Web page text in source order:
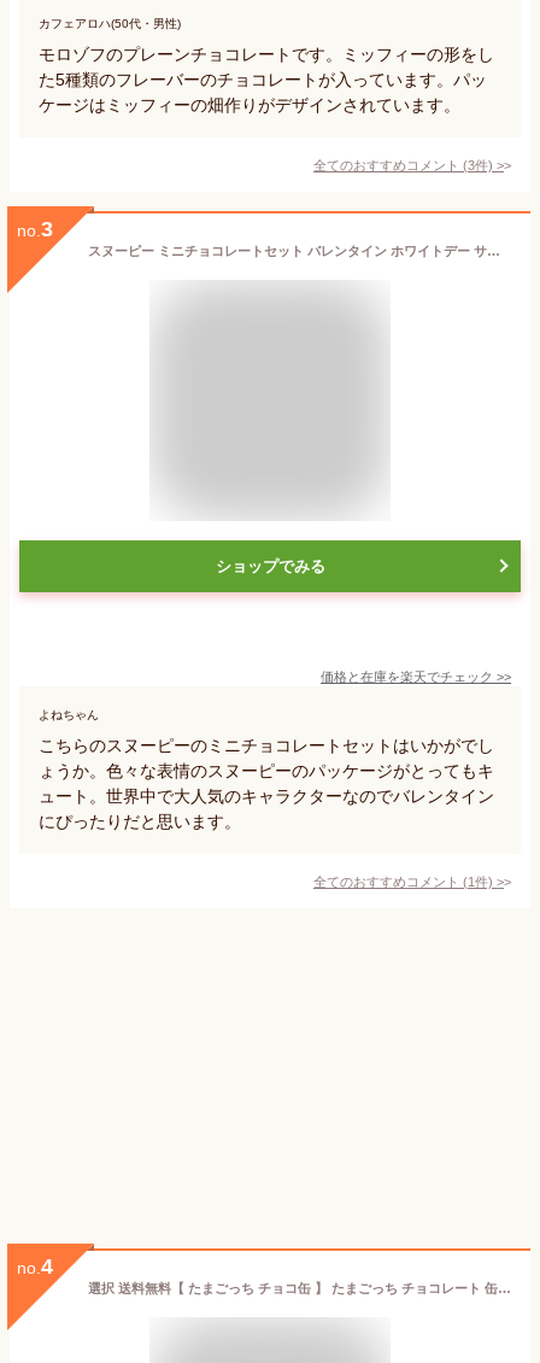
カフェアロハ(50代・男性)
モロゾフのプレーンチョコレートです。ミッフィーの形をし
た5種類のフレーバーのチョコレートが入っています。パッ
ケージはミッフィーの畑作りがデザインされています。
全てのおすすめコメント (3件) >
no. 3
スヌーピー ミニチョコレートセット バレンタイン ホワイトデー サンリオ sanrio キャラクター
ショップでみる
価格と在庫を楽天でチェック >>
よねちゃん
こちらのスヌーピーのミニチョコレートセットはいかがでし
ょうか。色々な表情のスヌーピーのパッケージがとってもキ
ュート。世界中で大人気のキャラクターなのでバレンタイン
にぴったりだと思います。
全てのおすすめコメント (1件) >
no. 4
選択 送料無料【 たまごっち チョコ缶 】 たまごっち チョコレート 缶 クリスマス バレンタイン 子供 人気 菓子 ASMR プレゼント たまごっち パラダイス